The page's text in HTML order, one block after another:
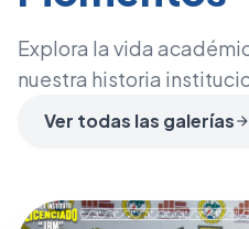
Explora la vida
nuestra historia
Ver todas las galerías arrow_forward